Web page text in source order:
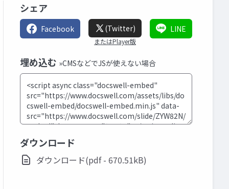
シェア
Facebook (Twitter)
またはPlayer版
LINE
埋め込む »CMSなどでJSが使えない場合
ダウンロード
ダウンロード(pdf - 670.51kB)